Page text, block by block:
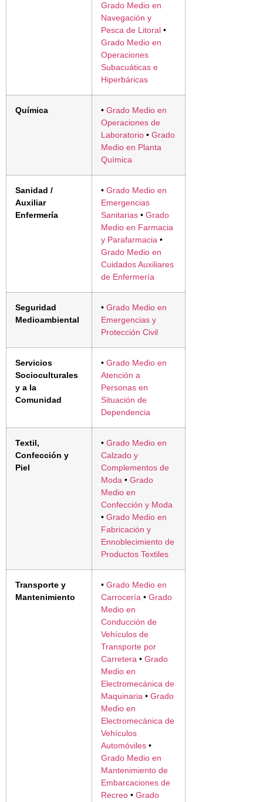
Grado Medio en
Navegación y
Pesca de Litoral •
Grado Medio en
Operaciones
Subacuáticas e
Hiperbáricas
Química • Grado Medio en
Operaciones de
Laboratorio • Grado
Medio en Planta
Química
Sanidad /
Auxiliar
Enfermería
• Grado Medio en
Emergencias
Sanitarias • Grado
Medio en Farmacia
y Parafarmacia •
Grado Medio en
Cuidados Auxiliares
de Enfermería
Seguridad
Medioambiental
• Grado Medio en
Emergencias y
Protección Civil
Servicios
Socioculturales
y a la
Comunidad
• Grado Medio en
Atención a
Personas en
Situación de
Dependencia
Textil,
Confección y
Piel
• Grado Medio en
Calzado y
Complementos de
Moda • Grado
Medio en
Confección y Moda
• Grado Medio en
Fabricación y
Ennoblecimiento de
Productos Textiles
Transporte y
Mantenimiento
• Grado Medio en
Carrocería • Grado
Medio en
Conducción de
Vehículos de
Transporte por
Carretera • Grado
Medio en
Electromecánica de
Maquinaria • Grado
Medio en
Electromecánica de
Vehículos
Automóviles •
Grado Medio en
Mantenimiento de
Embarcaciones de
Recreo • Grado